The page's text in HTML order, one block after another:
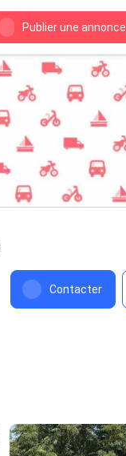
Publier une annonce
Contacter